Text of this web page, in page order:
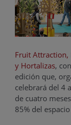
Fruit Attraction,
y Hortalizas,
edición que,
celebrará del 4
de cuatro
85% del